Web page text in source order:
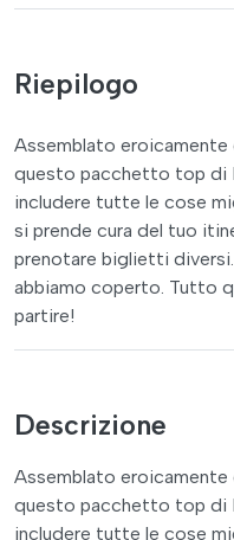
Riepilogo
Assemblato eroicamente
questo pacchetto top di
includere tutte le cose
si prende cura del tuo
prenotare biglietti
abbiamo coperto. Tutto
partire!
Descrizione
Assemblato eroicamente
questo pacchetto top di
includere tutte le cose